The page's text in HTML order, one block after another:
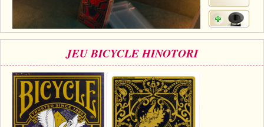
JEU BICYCLE HINOTORI